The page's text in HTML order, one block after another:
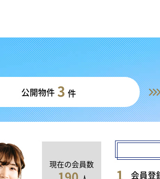
公開物件 3 件
現在の会員数
会員登